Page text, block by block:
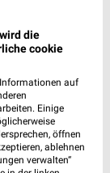
die
cookie
auf
Einige
öffnen
ablehnen
verwalten“